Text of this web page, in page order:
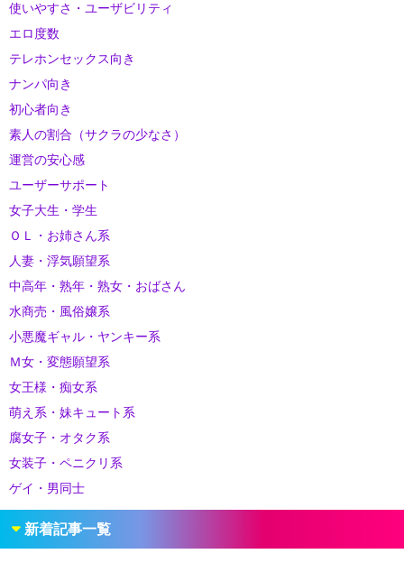
使いやすさ・ユーザビリティ
エロ度数
テレホンセックス向き
ナンパ向き
初心者向き
素人の割合（サクラの少なさ）
運営の安心感
ユーザーサポート
女子大生・学生
ＯＬ・お姉さん系
人妻・浮気願望系
中高年・熟年・熟女・おばさん
水商売・風俗嬢系
小悪魔ギャル・ヤンキー系
Ｍ女・変態願望系
女王様・痴女系
萌え系・妹キュート系
腐女子・オタク系
女装子・ペニクリ系
ゲイ・男同士
新着記事一覧